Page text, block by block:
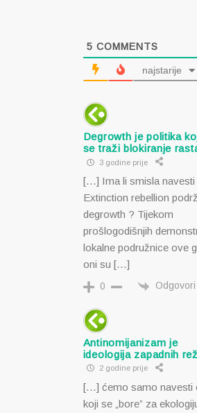
5 COMMENTS
najstarije
Degrowth je politika
se traži blokiranje
3 godine prije
[…] Ima li smisla navesti
Extinction rebellion
degrowth ? Tijekom
prošlogodišnjih
lokalne podružnice ove
oni su […]
0 Odgovori
Antinomijanizam je
ideologija zapadnih
2 godine prije
[…] ćemo samo navesti
koji se „bore” za